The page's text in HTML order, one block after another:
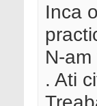
Inca
N-
. Ati